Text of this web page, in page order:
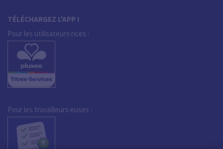
TÉLÉCHARGEZ L'APP !
Pour les utilisateurs·rices :
Pour les travailleurs·euses :